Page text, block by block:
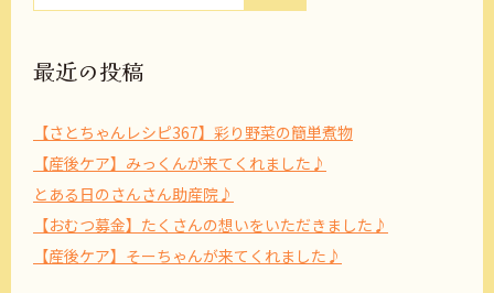
最近の投稿
【さとちゃんレシピ367】彩り野菜の簡単煮物
【産後ケア】みっくんが来てくれました♪
とある日のさんさん助産院♪
【おむつ募金】たくさんの想いをいただきました♪
【産後ケア】そーちゃんが来てくれました♪